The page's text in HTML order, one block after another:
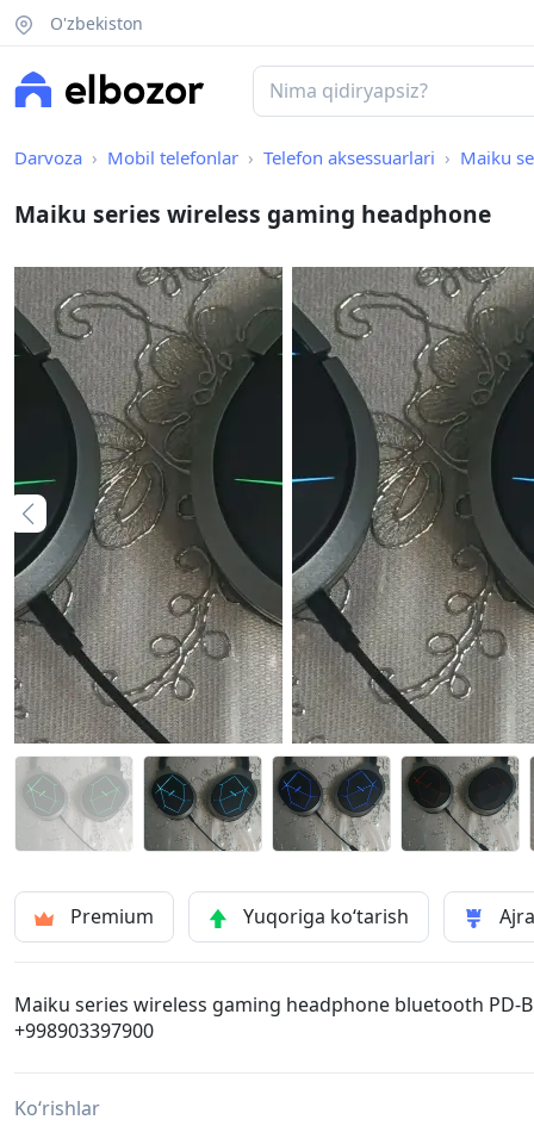
O'zbekiston
Darvoza Mobil telefonlar Telefon aksessuarlari Maiku
Maiku series wireless gaming headphone
Premium Yuqoriga ko‘tarish
Maiku series wireless gaming headphone bluetooth PD-
+998903397900
Ko‘rishlar